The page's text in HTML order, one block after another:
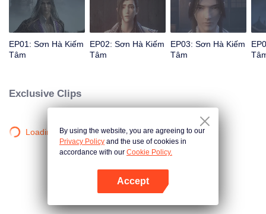
EP01: Sơn Hà Kiếm
Tâm
EP02: Sơn Hà Kiếm
Tâm
EP03: Sơn Hà Kiếm
Tâm
Exclusive Clips
Loading…By using the website, you are agreeing to our
Privacy Policy and the use of cookies in
accordance with our Cookie Policy.
Accept